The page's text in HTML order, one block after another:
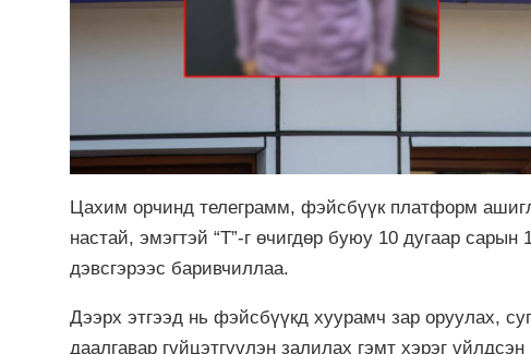
Цахим орчинд телеграмм, фэйсбүүк платформ
настай, эмэгтэй “Т”-г өчигдөр буюу 10 дугаар
дэвсгэрээс баривчиллаа.
Дээрх этгээд нь фэйсбүүкд хуурамч зар оруулах,
даалгавар гүйцэтгүүлэн залилах гэмт хэрэг